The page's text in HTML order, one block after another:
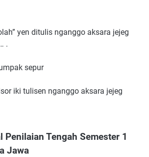
yen ditulis nganggo aksara jejeg
.
sepur
iki tulisen nganggo aksara jejeg
Penilaian Tengah Semester 1
Jawa